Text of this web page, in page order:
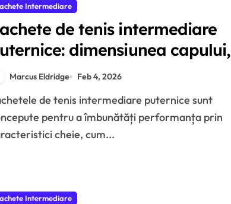
Intermediare
de tenis intermediare
dimensiunea capului,
rigiditatea cadrului, reacția
Marcus Eldridge Feb 4, 2026
pentru a îmbunătăți performanța prin
cheie, cum...
Intermediare